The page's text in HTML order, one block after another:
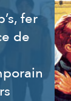
fer
de